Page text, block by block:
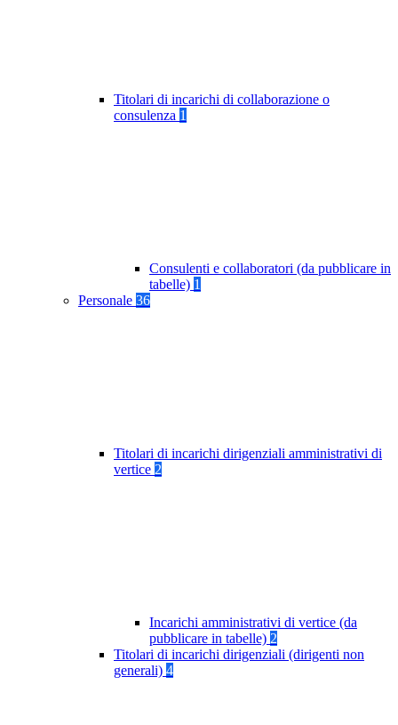
Titolari di incarichi di collaborazione o
consulenza 1
Consulenti e collaboratori (da pubblicare in
tabelle) 1
Personale 36
Titolari di incarichi dirigenziali amministrativi di
vertice 2
Incarichi amministrativi di vertice (da
pubblicare in tabelle) 2
Titolari di incarichi dirigenziali (dirigenti non
generali) 4